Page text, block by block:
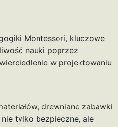
Montessori, kluczowe
nauki poprzez
w projektowaniu
drewniane zabawki
tylko bezpieczne, ale